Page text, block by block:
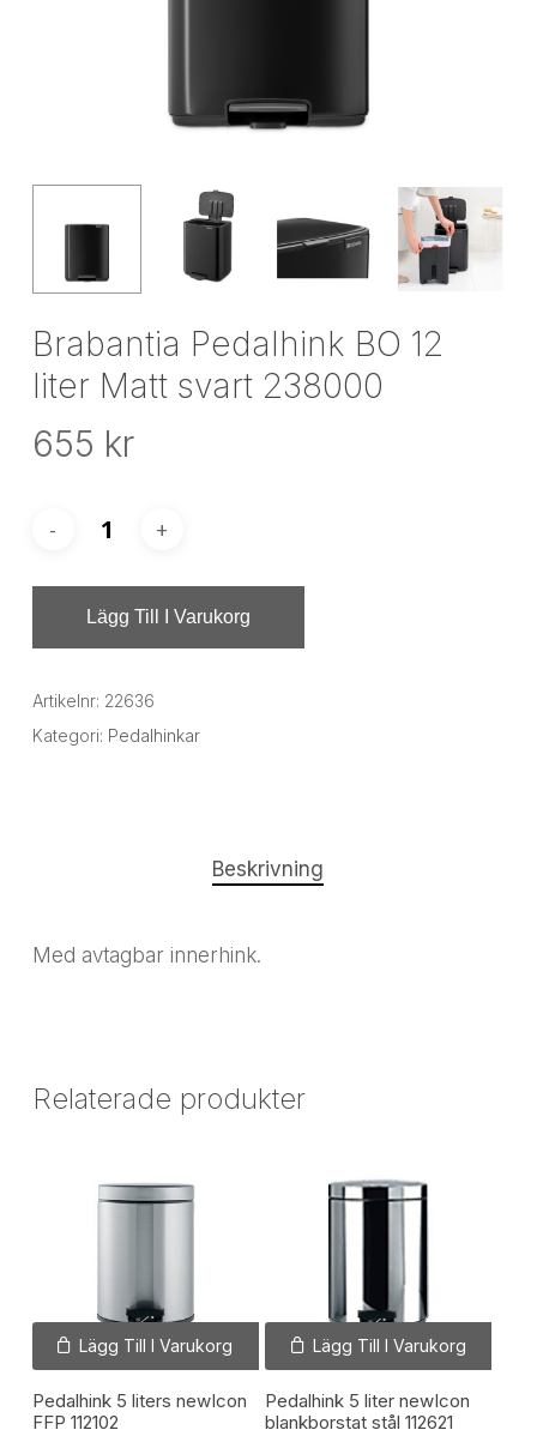
Brabantia Pedalhink BO 12
liter Matt svart 238000
655 kr
Lägg Till I Varukorg
Artikelnr: 22636
Kategori: Pedalhinkar
Beskrivning
Med avtagbar innerhink.
Relaterade produkter
Lägg Till I Varukorg
Pedalhink 5 liters newIcon
FFP 112102
Lägg Till I Varukorg
Pedalhink 5 liter newIcon
blankborstat stål 112621